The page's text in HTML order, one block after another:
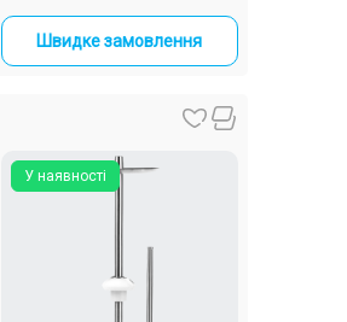
Швидке замовлення
У наявності